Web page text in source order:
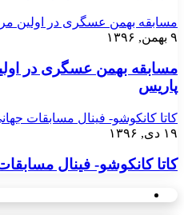
مسابقه بهمن عسگری در اولین مرحله لیگ
۹ بهمن, ۱۳۹۶
پاریس
کاتا کانکوشو- فینال مسابقات جهانی
۱۹ دی, ۱۳۹۶
کاتا کانکوشو- فینال مسابقات